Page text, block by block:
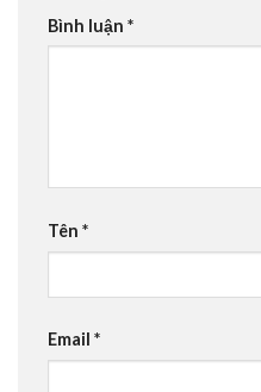
Bình luận *
Tên *
Email *